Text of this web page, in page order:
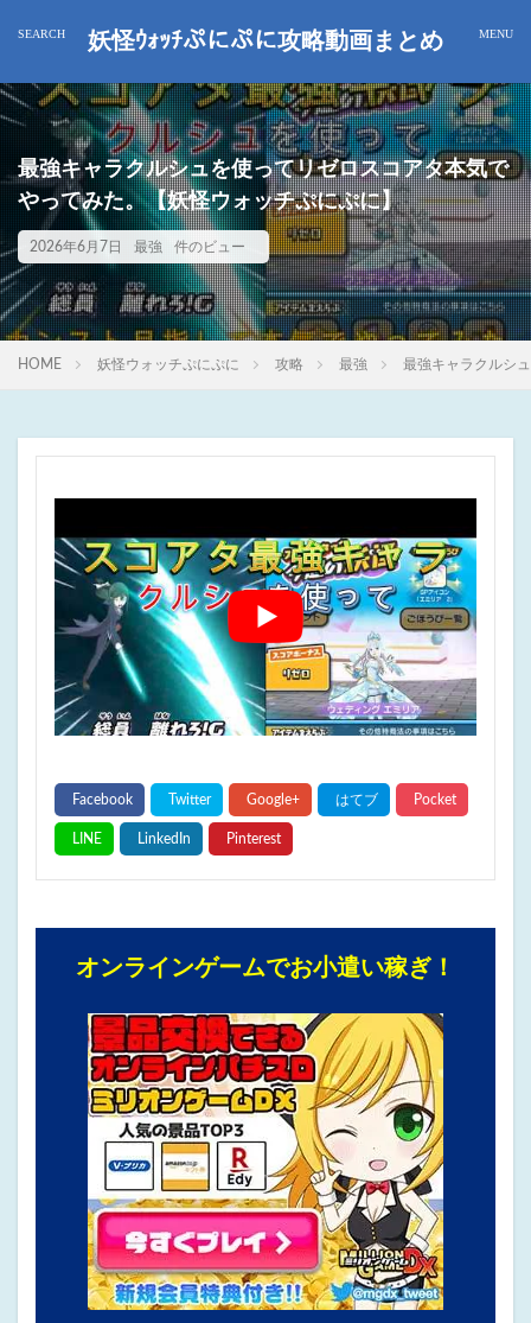
妖怪ｳｫｯﾁぷにぷに攻略動画まとめ
最強キャラクルシュを使ってリゼロスコアタ本気で
やってみた。【妖怪ウォッチぷにぷに】
2026年6月7日 最強 件のビュー
HOME 妖怪ウォッチぷにぷに 攻略 最強 最強キャラクルシ
オンラインゲームでお小遣い稼ぎ！